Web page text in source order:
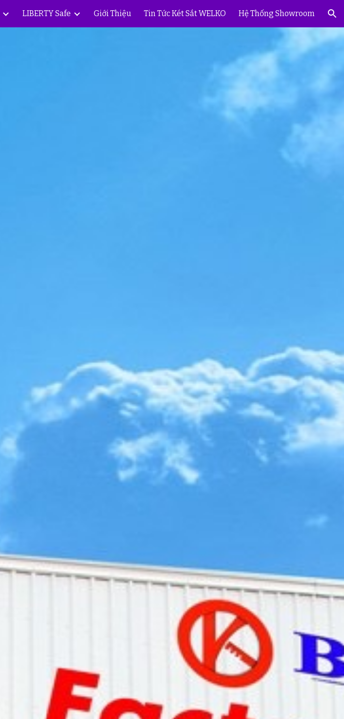
Skip to navigation
LIBERTY Safe Giới Thiệu Tin Tức Két Sắt WELKO Hệ Thống Showroom